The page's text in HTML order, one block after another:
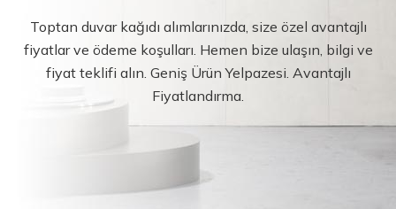
Toptan duvar kağıdı alımlarınızda, size özel avantajlı
fiyatlar ve ödeme koşulları. Hemen bize ulaşın, bilgi ve
fiyat teklifi alın. Geniş Ürün Yelpazesi. Avantajlı
Fiyatlandırma.